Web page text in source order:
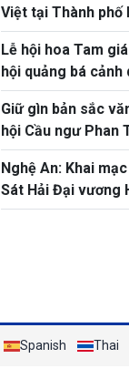
Việt tại Thành phố
Lễ hội hoa Tam
hội quảng bá
văn hóa truyền
Giữ gìn bản sắc
hội Cầu ngư Phan
Nghệ An: Khai
Sát Hải Đại vương
Spanish Thai